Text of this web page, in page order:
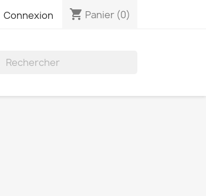
Connexion shopping_cart Panier (0)